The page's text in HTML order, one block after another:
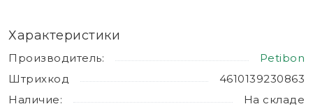
Характеристики
Производитель:
Petibon
Штрихкод
4610139230863
Наличие:
На складе